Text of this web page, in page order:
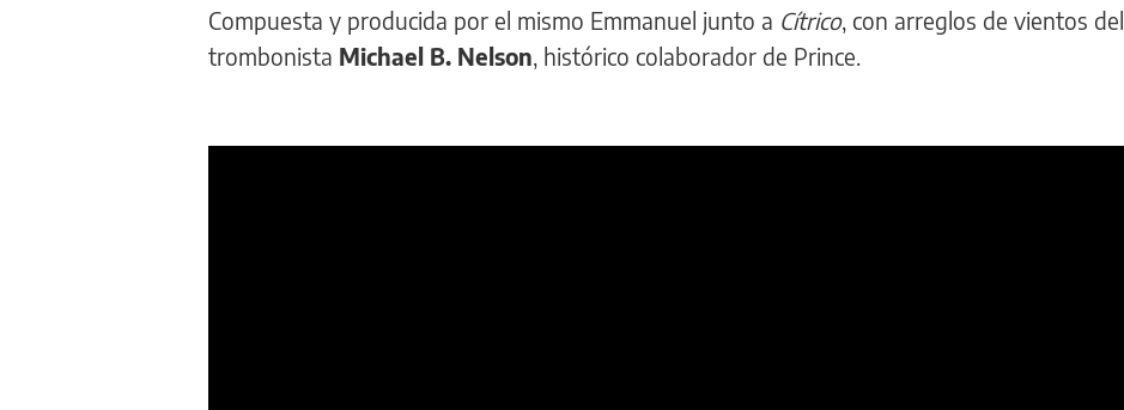
Compuesta y producida por el mismo Emmanuel junto a Cítrico, con arreglos de vientos del
trombonista Michael B. Nelson , histórico colaborador de Prince.